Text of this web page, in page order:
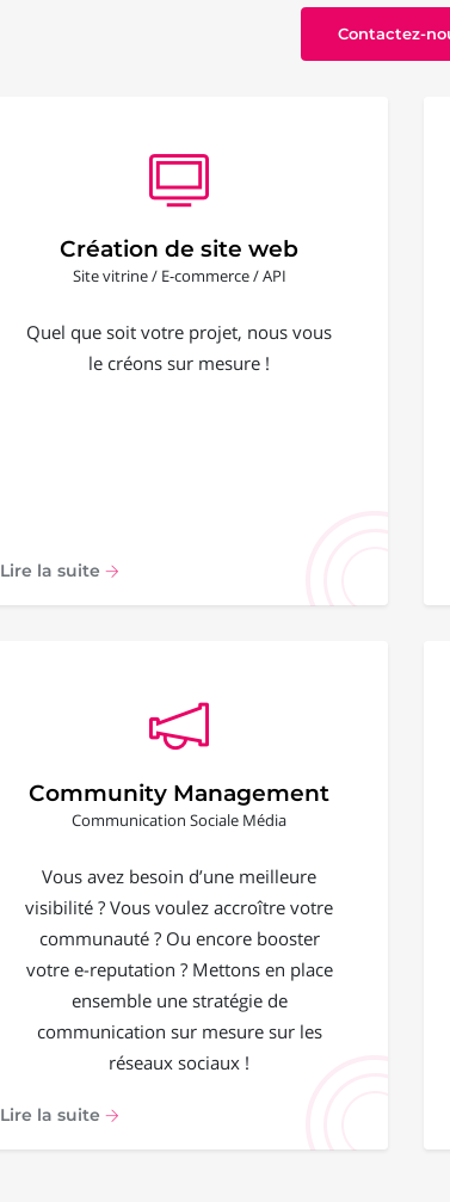
Contactez-
Création de site web
Site vitrine / E-commerce / API
Quel que soit votre projet, nous vous
le créons sur mesure !
Lire la suite
Community Management
Communication Sociale Média
Vous avez besoin d’une meilleure
visibilité ? Vous voulez accroître votre
communauté ? Ou encore booster
votre e-reputation ? Mettons en place
ensemble une stratégie de
communication sur mesure sur les
réseaux sociaux !
Lire la suite